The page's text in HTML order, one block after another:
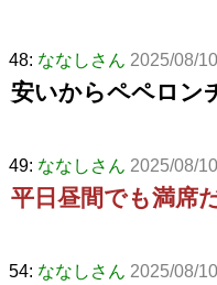
48: ななしさん 2025/08/
安いからペペロン
49: ななしさん 2025/08/
平日昼間でも満席
54: ななしさん 2025/08/